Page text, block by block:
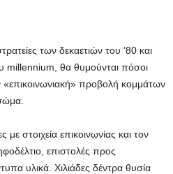
των δεκαετιών του ’80 και
millennium, θα θυμούνται πόσοι
«επικοινωνιακή» προβολή κομμάτων
με στοιχεία επικοινωνίας και τον
επιστολές προς
υλικά. Χιλιάδες δέντρα θυσία